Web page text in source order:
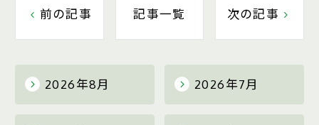
2026年8月 2026年7月
前の記事 記事一覧 次の記事